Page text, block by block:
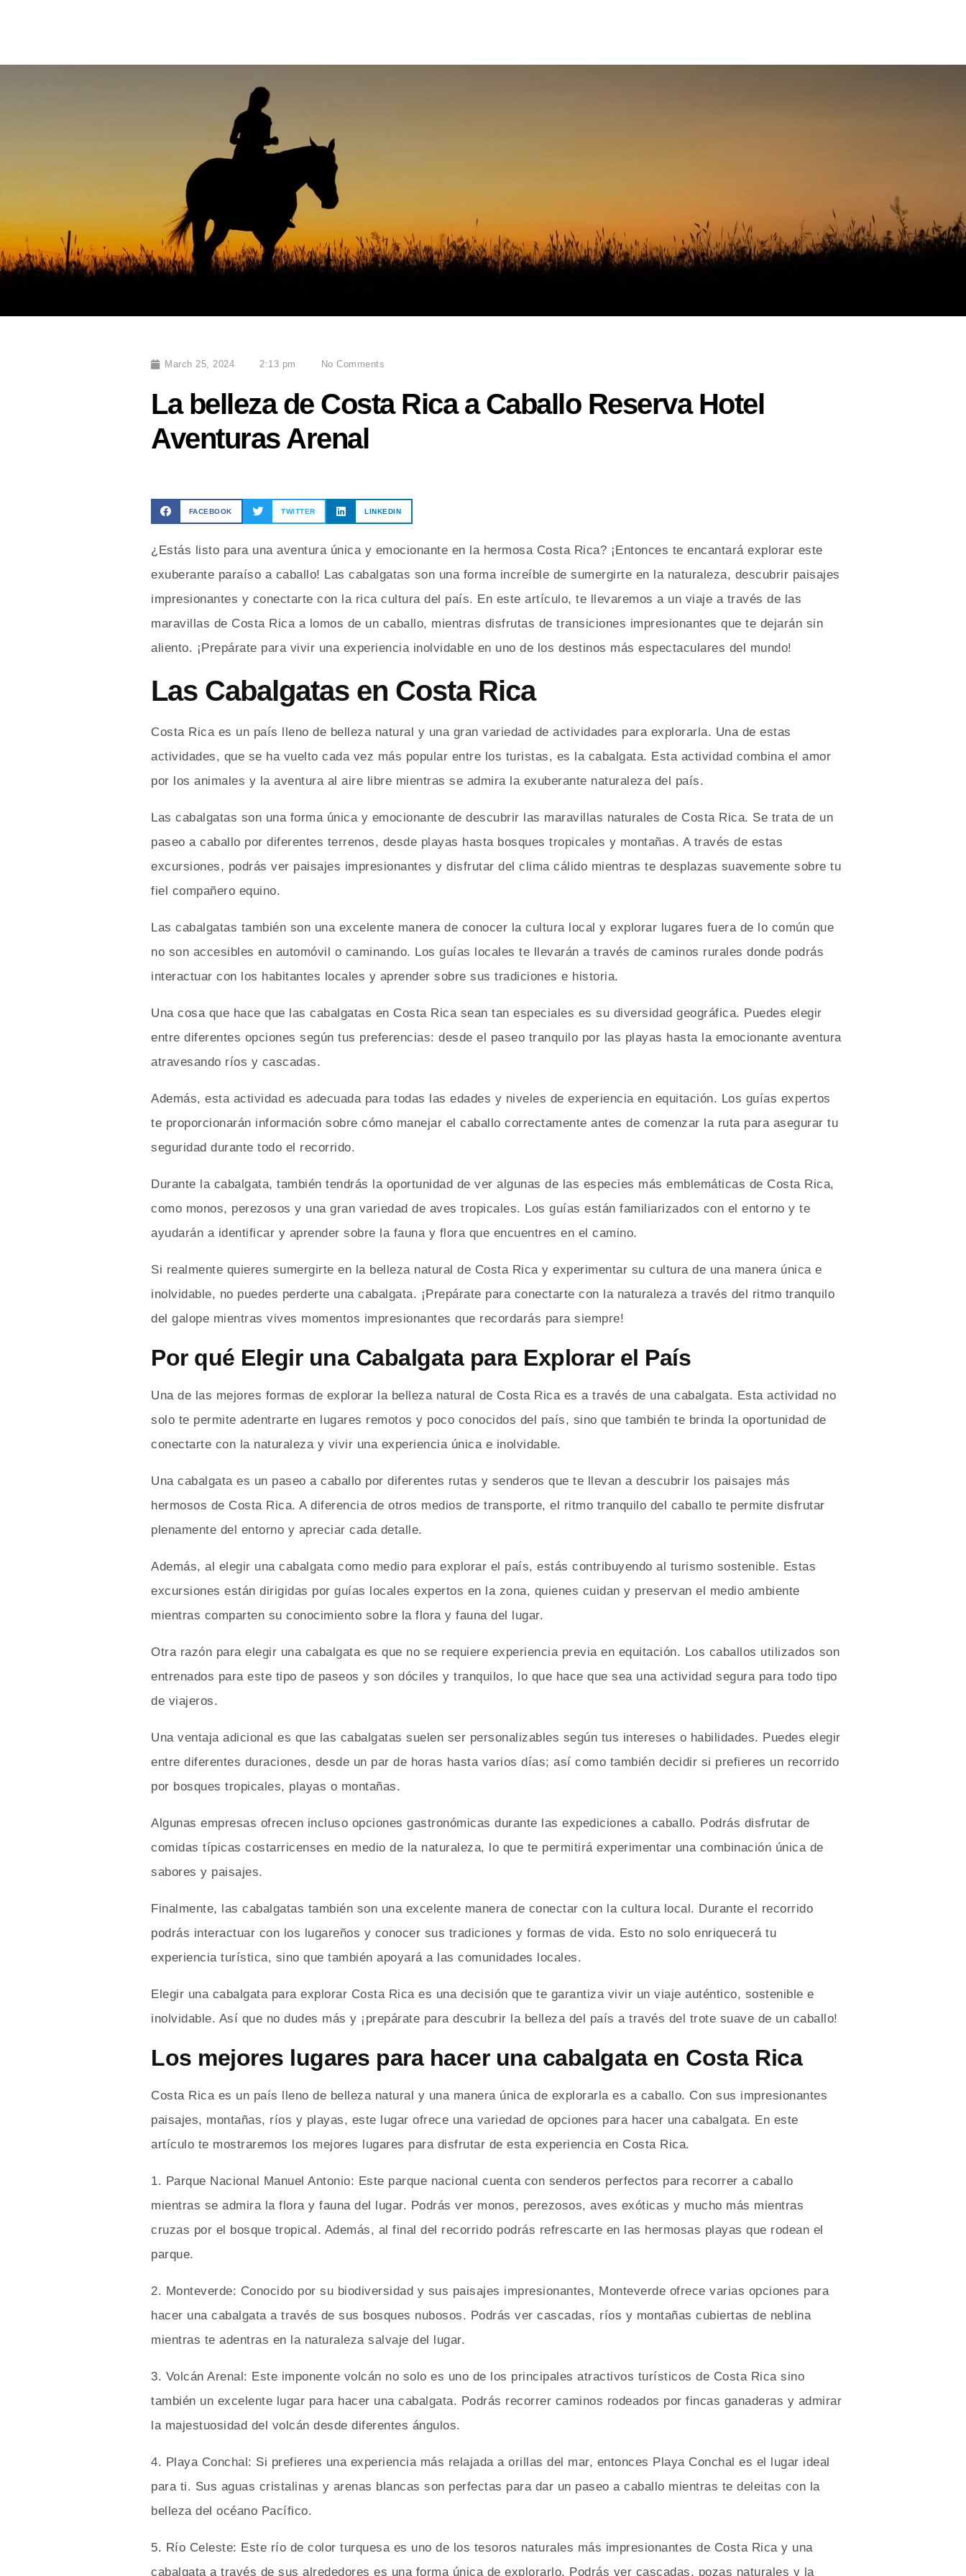
March 25, 2024 2:13 pm No Comments
La belleza de Costa Rica a Caballo Reserva Hotel
Aventuras Arenal
FACEBOOK TWITTER LINKEDIN
¿Estás listo para una aventura única y emocionante en la hermosa Costa Rica? ¡Entonces te encantará explorar este
exuberante paraíso a caballo! Las cabalgatas son una forma increíble de sumergirte en la naturaleza, descubrir paisajes
impresionantes y conectarte con la rica cultura del país. En este artículo, te llevaremos a un viaje a través de las
maravillas de Costa Rica a lomos de un caballo, mientras disfrutas de transiciones impresionantes que te dejarán sin
aliento. ¡Prepárate para vivir una experiencia inolvidable en uno de los destinos más espectaculares del mundo!
Las Cabalgatas en Costa Rica
Costa Rica es un país lleno de belleza natural y una gran variedad de actividades para explorarla. Una de estas
actividades, que se ha vuelto cada vez más popular entre los turistas, es la cabalgata. Esta actividad combina el amor
por los animales y la aventura al aire libre mientras se admira la exuberante naturaleza del país.
Las cabalgatas son una forma única y emocionante de descubrir las maravillas naturales de Costa Rica. Se trata de un
paseo a caballo por diferentes terrenos, desde playas hasta bosques tropicales y montañas. A través de estas
excursiones, podrás ver paisajes impresionantes y disfrutar del clima cálido mientras te desplazas suavemente sobre tu
fiel compañero equino.
Las cabalgatas también son una excelente manera de conocer la cultura local y explorar lugares fuera de lo común que
no son accesibles en automóvil o caminando. Los guías locales te llevarán a través de caminos rurales donde podrás
interactuar con los habitantes locales y aprender sobre sus tradiciones e historia.
Una cosa que hace que las cabalgatas en Costa Rica sean tan especiales es su diversidad geográfica. Puedes elegir
entre diferentes opciones según tus preferencias: desde el paseo tranquilo por las playas hasta la emocionante aventura
atravesando ríos y cascadas.
Además, esta actividad es adecuada para todas las edades y niveles de experiencia en equitación. Los guías expertos
te proporcionarán información sobre cómo manejar el caballo correctamente antes de comenzar la ruta para asegurar tu
seguridad durante todo el recorrido.
Durante la cabalgata, también tendrás la oportunidad de ver algunas de las especies más emblemáticas de Costa Rica,
como monos, perezosos y una gran variedad de aves tropicales. Los guías están familiarizados con el entorno y te
ayudarán a identificar y aprender sobre la fauna y flora que encuentres en el camino.
Si realmente quieres sumergirte en la belleza natural de Costa Rica y experimentar su cultura de una manera única e
inolvidable, no puedes perderte una cabalgata. ¡Prepárate para conectarte con la naturaleza a través del ritmo tranquilo
del galope mientras vives momentos impresionantes que recordarás para siempre!
Por qué Elegir una Cabalgata para Explorar el País
Una de las mejores formas de explorar la belleza natural de Costa Rica es a través de una cabalgata. Esta actividad no
solo te permite adentrarte en lugares remotos y poco conocidos del país, sino que también te brinda la oportunidad de
conectarte con la naturaleza y vivir una experiencia única e inolvidable.
Una cabalgata es un paseo a caballo por diferentes rutas y senderos que te llevan a descubrir los paisajes más
hermosos de Costa Rica. A diferencia de otros medios de transporte, el ritmo tranquilo del caballo te permite disfrutar
plenamente del entorno y apreciar cada detalle.
Además, al elegir una cabalgata como medio para explorar el país, estás contribuyendo al turismo sostenible. Estas
excursiones están dirigidas por guías locales expertos en la zona, quienes cuidan y preservan el medio ambiente
mientras comparten su conocimiento sobre la flora y fauna del lugar.
Otra razón para elegir una cabalgata es que no se requiere experiencia previa en equitación. Los caballos utilizados son
entrenados para este tipo de paseos y son dóciles y tranquilos, lo que hace que sea una actividad segura para todo tipo
de viajeros.
Una ventaja adicional es que las cabalgatas suelen ser personalizables según tus intereses o habilidades. Puedes elegir
entre diferentes duraciones, desde un par de horas hasta varios días; así como también decidir si prefieres un recorrido
por bosques tropicales, playas o montañas.
Algunas empresas ofrecen incluso opciones gastronómicas durante las expediciones a caballo. Podrás disfrutar de
comidas típicas costarricenses en medio de la naturaleza, lo que te permitirá experimentar una combinación única de
sabores y paisajes.
Finalmente, las cabalgatas también son una excelente manera de conectar con la cultura local. Durante el recorrido
podrás interactuar con los lugareños y conocer sus tradiciones y formas de vida. Esto no solo enriquecerá tu
experiencia turística, sino que también apoyará a las comunidades locales.
Elegir una cabalgata para explorar Costa Rica es una decisión que te garantiza vivir un viaje auténtico, sostenible e
inolvidable. Así que no dudes más y ¡prepárate para descubrir la belleza del país a través del trote suave de un caballo!
Los mejores lugares para hacer una cabalgata en Costa Rica
Costa Rica es un país lleno de belleza natural y una manera única de explorarla es a caballo. Con sus impresionantes
paisajes, montañas, ríos y playas, este lugar ofrece una variedad de opciones para hacer una cabalgata. En este
artículo te mostraremos los mejores lugares para disfrutar de esta experiencia en Costa Rica.
1. Parque Nacional Manuel Antonio: Este parque nacional cuenta con senderos perfectos para recorrer a caballo
mientras se admira la flora y fauna del lugar. Podrás ver monos, perezosos, aves exóticas y mucho más mientras
cruzas por el bosque tropical. Además, al final del recorrido podrás refrescarte en las hermosas playas que rodean el
parque.
2. Monteverde: Conocido por su biodiversidad y sus paisajes impresionantes, Monteverde ofrece varias opciones para
hacer una cabalgata a través de sus bosques nubosos. Podrás ver cascadas, ríos y montañas cubiertas de neblina
mientras te adentras en la naturaleza salvaje del lugar.
3. Volcán Arenal: Este imponente volcán no solo es uno de los principales atractivos turísticos de Costa Rica sino
también un excelente lugar para hacer una cabalgata. Podrás recorrer caminos rodeados por fincas ganaderas y admirar
la majestuosidad del volcán desde diferentes ángulos.
4. Playa Conchal: Si prefieres una experiencia más relajada a orillas del mar, entonces Playa Conchal es el lugar ideal
para ti. Sus aguas cristalinas y arenas blancas son perfectas para dar un paseo a caballo mientras te deleitas con la
belleza del océano Pacífico.
5. Río Celeste: Este río de color turquesa es uno de los tesoros naturales más impresionantes de Costa Rica y una
cabalgata a través de sus alrededores es una forma única de explorarlo. Podrás ver cascadas, pozas naturales y la